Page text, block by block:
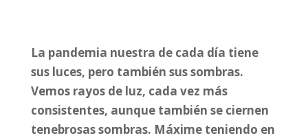
La pandemia nuestra de cada día tiene
sus luces, pero también sus sombras.
Vemos rayos de luz, cada vez más
consistentes, aunque también se ciernen
tenebrosas sombras. Máxime teniendo en